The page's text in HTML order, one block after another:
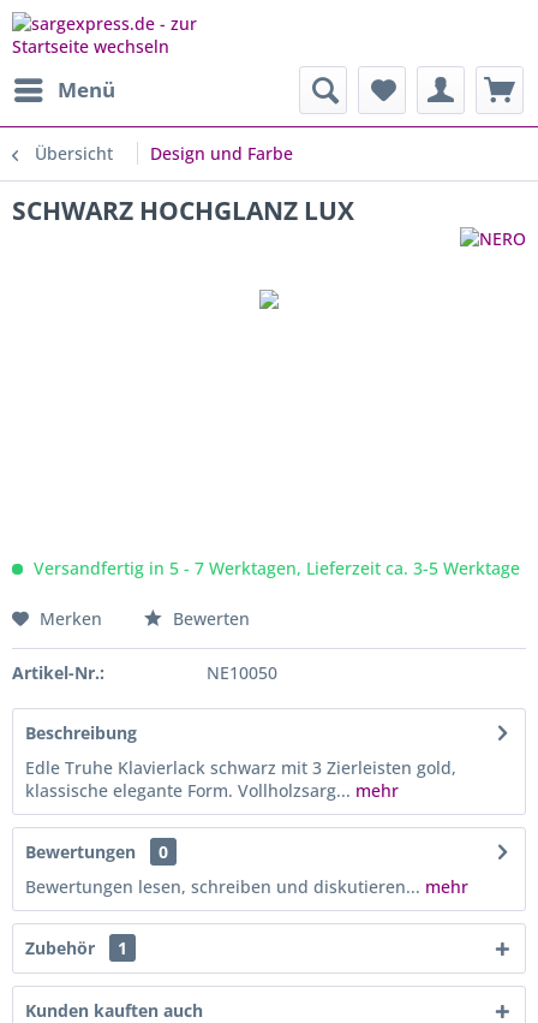
Menü
Übersicht Design und Farbe
SCHWARZ HOCHGLANZ LUX
Versandfertig in 5 - 7 Werktagen, Lieferzeit ca. 3-5 Werktage
Merken Bewerten
Artikel-Nr.: NE10050
Beschreibung
Edle Truhe Klavierlack schwarz mit 3 Zierleisten gold,
klassische elegante Form. Vollholzsarg... mehr
Bewertungen
0
Bewertungen lesen, schreiben und diskutieren... mehr
Zubehör 1
Kunden kauften auch